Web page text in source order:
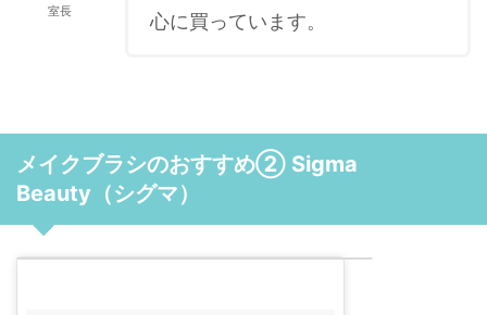
室長
心に買っています。
メイクブラシのおすすめ② Sigma
Beauty（シグマ）